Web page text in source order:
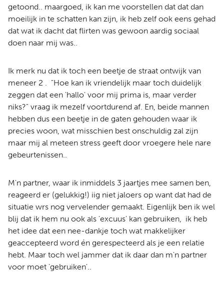
getoond.. maargoed, ik kan me voorstellen dat dat dan
moeilijk in te schatten kan zijn, ik heb zelf ook eens gehad
dat wat ik dacht dat flirten was gewoon aardig sociaal
doen naar mij was..
Ik merk nu dat ik toch een beetje de straat ontwijk van
meneer 2 . "Hoe kan ik vriendelijk maar toch duidelijk
zeggen dat een 'hallo' voor mij prima is, maar verder
niks?" vraag ik mezelf voortdurend af. En, beide mannen
hebben dus een beetje in de gaten gehouden waar ik
precies woon, wat misschien best onschuldig zal zijn
maar mij al meteen stress geeft door vroegere hele nare
gebeurtenissen..
M'n partner, waar ik inmiddels 3 jaartjes mee samen ben,
reageerd er (gelukkig!) iig niet jaloers op want dat had de
situatie wrs nog vervelender gemaakt. Eigenlijk ben ik wel
blij dat ik hem nu ook als 'excuus' kan gebruiken, ik heb
het idee dat een nee-dankje toch wat makkelijker
geaccepteerd word én gerespecteerd als je een relatie
hebt. Maar toch wel jammer dat ik daar dan m'n partner
voor moet 'gebruiken'..